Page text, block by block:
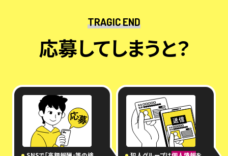
TRAGIC END
応募してしまうと？